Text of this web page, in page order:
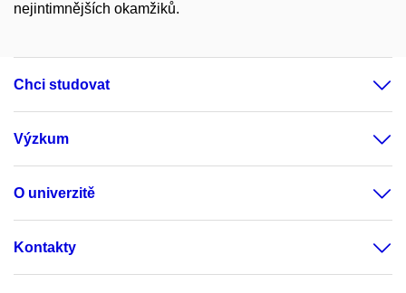
nejintimnějších okamžiků.
Chci studovat
Výzkum
O univerzitě
Kontakty